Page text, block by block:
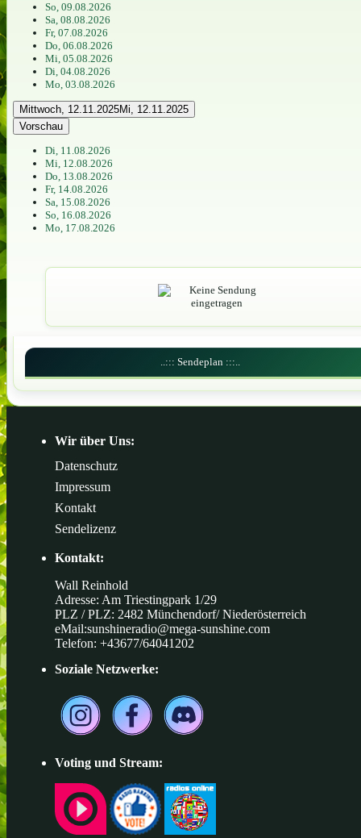
So, 09.08.2026
Sa, 08.08.2026
Fr, 07.08.2026
Do, 06.08.2026
Mi, 05.08.2026
Di, 04.08.2026
Mo, 03.08.2026
Mittwoch, 12.11.2025Mi, 12.11.2025
Vorschau
Di, 11.08.2026
Mi, 12.08.2026
Do, 13.08.2026
Fr, 14.08.2026
Sa, 15.08.2026
So, 16.08.2026
Mo, 17.08.2026
..::: Sendeplan :::..
Wir über Uns:
Datenschutz
Impressum
Kontakt
Sendelizenz
Kontakt:
Wall Reinhold
Adresse: Am Triestingpark 1/29
PLZ / PLZ: 2482 Münchendorf/ Niederösterreich
eMail:sunshineradio@mega-sunshine.com
Telefon: +43677/64041202
Soziale Netzwerke:
Voting und Stream: